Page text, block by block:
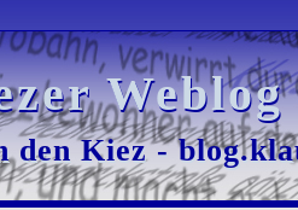
den Kiez -
den Kiez -